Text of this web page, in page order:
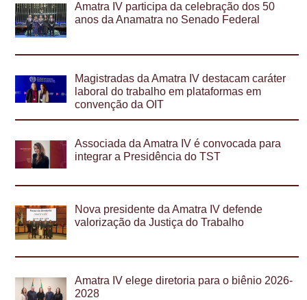
Amatra IV participa da celebração dos 50
anos da Anamatra no Senado Federal
Magistradas da Amatra IV destacam caráter
laboral do trabalho em plataformas em
convenção da OIT
Associada da Amatra IV é convocada para
integrar a Presidência do TST
Nova presidente da Amatra IV defende
valorização da Justiça do Trabalho
Amatra IV elege diretoria para o biênio 2026-
2028